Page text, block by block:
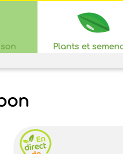
Plants et